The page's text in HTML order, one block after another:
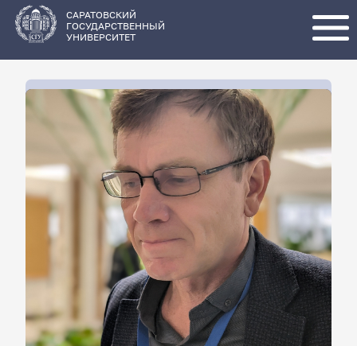
основному
содержанию
САРАТОВСКИЙ
ГОСУДАРСТВЕННЫЙ
УНИВЕРСИТЕТ